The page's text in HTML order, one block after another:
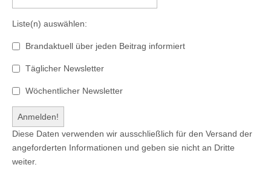
Liste(n) auswählen:
Brandaktuell über jeden Beitrag informiert
Täglicher Newsletter
Wöchentlicher Newsletter
Diese Daten verwenden wir ausschließlich für den Versand der
angeforderten Informationen und geben sie nicht an Dritte
weiter.